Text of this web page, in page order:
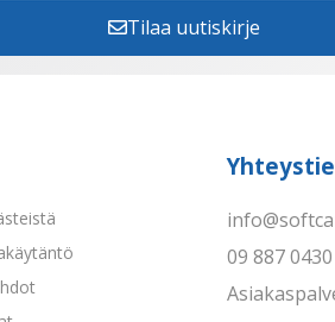
Tilaa uutiskirje
09 887 0430